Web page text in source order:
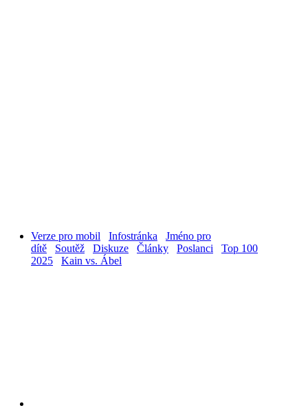
Verze pro mobil Infostránka
Jméno pro
dítě
Soutěž Diskuze Články Poslanci
Top 100
2025
Kain vs. Ábel